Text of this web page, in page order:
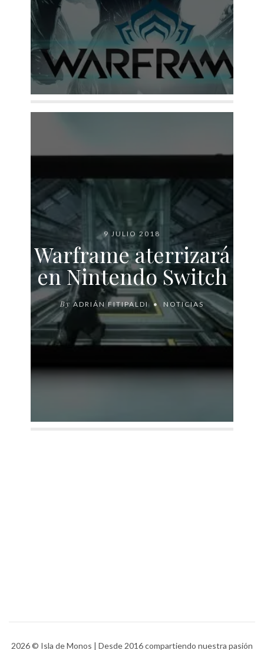
9 JULIO 2018
Warframe aterrizará
en Nintendo Switch
By ADRIÁN FITIPALDI NOTICIAS
2026© Isla de Monos | Desde 2016 compartiendo nuestra pasión